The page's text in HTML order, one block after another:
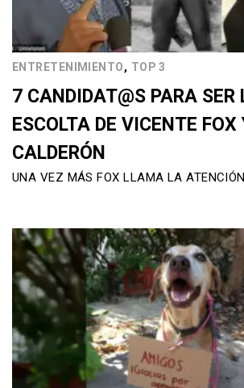
ENTRETENIMIENTO, TOP 3
7 CANDIDAT@S PARA SER
ESCOLTA DE VICENTE FOX
CALDERÓN
UNA VEZ MÁS FOX LLAMA LA ATENCIÓN